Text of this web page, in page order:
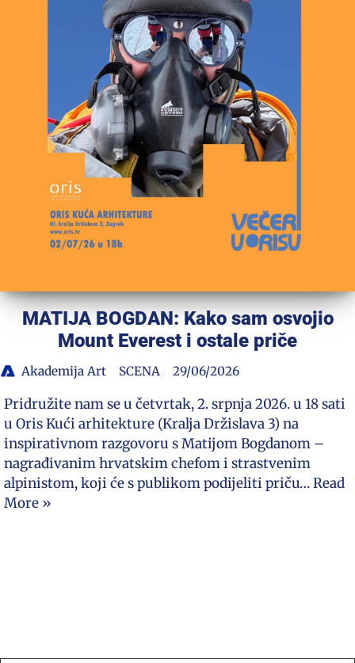
MATIJA BOGDAN: Kako sam osvojio
Mount Everest i ostale priče
Akademija Art SCENA 29/06/2026
Pridružite nam se u četvrtak, 2. srpnja 2026. u 18 sati
u Oris Kući arhitekture (Kralja Držislava 3) na
inspirativnom razgovoru s Matijom Bogdanom –
nagrađivanim hrvatskim chefom i strastvenim
alpinistom, koji će s publikom podijeliti priču…Read
More »